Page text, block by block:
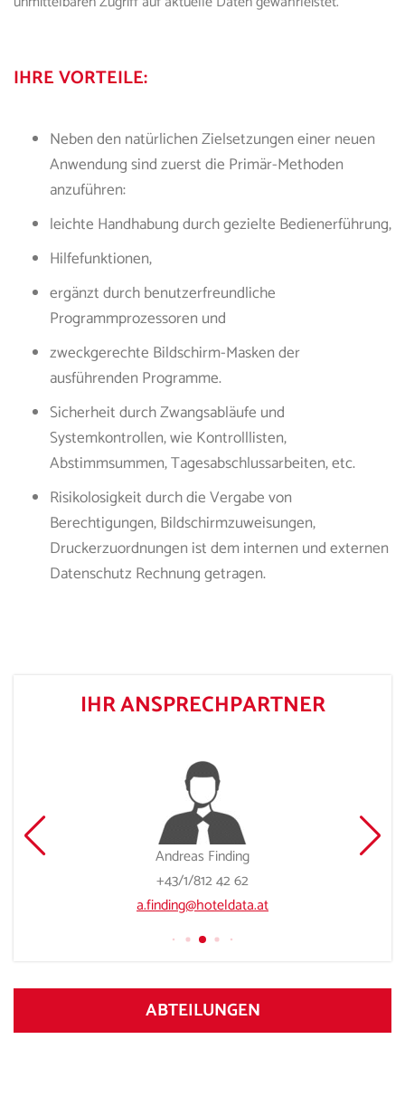
IHRE VORTEILE:
Neben den natürlichen Zielsetzungen einer neuen
Anwendung sind zuerst die Primär-Methoden
anzuführen:
leichte Handhabung durch gezielte Bedienerführung,
Hilfefunktionen,
ergänzt durch benutzerfreundliche
Programmprozessoren und
zweckgerechte Bildschirm-Masken der
ausführenden Programme.
Sicherheit durch Zwangsabläufe und
Systemkontrollen, wie Kontrolllisten,
Abstimmsummen, Tagesabschlussarbeiten, etc.
Risikolosigkeit durch die Vergabe von
Berechtigungen, Bildschirmzuweisungen,
Druckerzuordnungen ist dem internen und externen
Datenschutz Rechnung getragen.
IHR ANSPRECHPARTNER
Andreas Finding
+43/1/812 42 62
a.finding@hoteldata.at
ABTEILUNGEN